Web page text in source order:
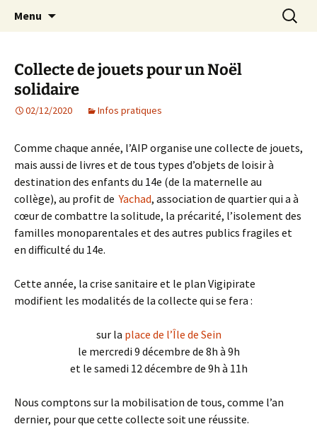
AIP Paris 14 – Association
Indépendante des Parents
d'élèves depuis 1981
Agit – s'Investit – Participe au service des
enfants du secteur scolaire Dolent-Arago-
Menu
Collecte de jouets pour un Noël
solidaire
02/12/2020 Infos pratiques
Comme chaque année, l’AIP organise une collecte de jouets,
mais aussi de livres et de tous types d’objets de loisir à
destination des enfants du 14e (de la maternelle au
collège), au profit deYachad, association de quartier qui a à
cœur de combattre la solitude, la précarité, l’isolement des
familles monoparentales et des autres publics fragiles et
en difficulté du 14e.
Cette année, la crise sanitaire et le plan Vigipirate
modifient les modalités de la collecte qui se fera :
sur la place de l’Île de Sein
le mercredi 9 décembre de 8h à 9h
et le samedi 12 décembre de 9h à 11h
Nous comptons sur la mobilisation de tous, comme l’an
dernier, pour que cette collecte soit une réussite.